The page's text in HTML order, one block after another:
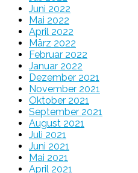
Juni 2022
Mai 2022
April 2022
März 2022
Februar 2022
Januar 2022
Dezember 2021
November 2021
Oktober 2021
September 2021
August 2021
Juli 2021
Juni 2021
Mai 2021
April 2021